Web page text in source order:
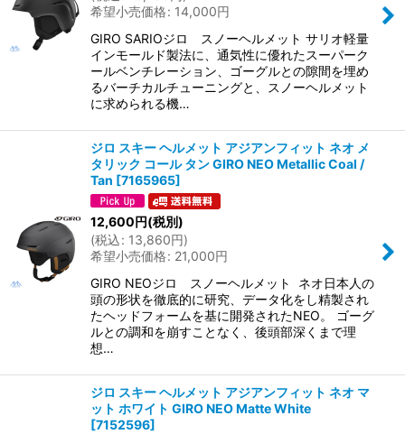
希望小売価格: 14,000円
GIRO SARIOジロ スノーヘルメット サリオ軽量
インモールド製法に、通気性に優れたスーパーク
ールベンチレーション、ゴーグルとの隙間を埋め
るバーチカルチューニングと、スノーヘルメット
に求められる機…
ジロ スキー ヘルメット アジアンフィット ネオ メ
タリック コール タン GIRO NEO Metallic Coal /
Tan [7165965]
12,600円(税別)
(税込: 13,860円)
希望小売価格: 21,000円
GIRO NEOジロ スノーヘルメット ネオ日本人の
頭の形状を徹底的に研究、データ化をし精製され
たヘッドフォームを基に開発されたNEO。 ゴーグ
ルとの調和を崩すことなく、後頭部深くまで理
想…
ジロ スキー ヘルメット アジアンフィット ネオ マ
ット ホワイト GIRO NEO Matte White
[7152596]